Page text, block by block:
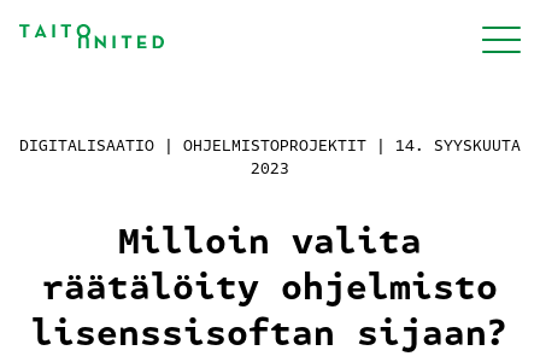
sisältöön
Palvelut
Meistä
Milloin valita
räätälöity ohjelmisto
lisenssisoftan sijaan?
DIGITALISAATIO | OHJELMISTOPROJEKTIT | 14. SYYSKUUTA
2023